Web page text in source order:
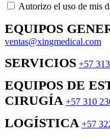
Autorizo ​​el uso de mis
EQUIPOS
ventas@xingmedical.com
SERVICIOS +57
EQUIPOS DE
CIRUGÍA +57 310
LOGÍSTICA +57